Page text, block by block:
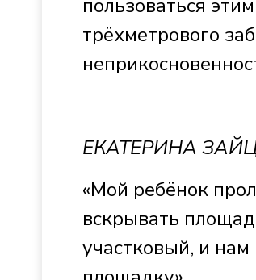
пользоваться
трёхметрового
ЕКАТЕРИНА
«Мой ребёнок
вскрывать
участковый, и